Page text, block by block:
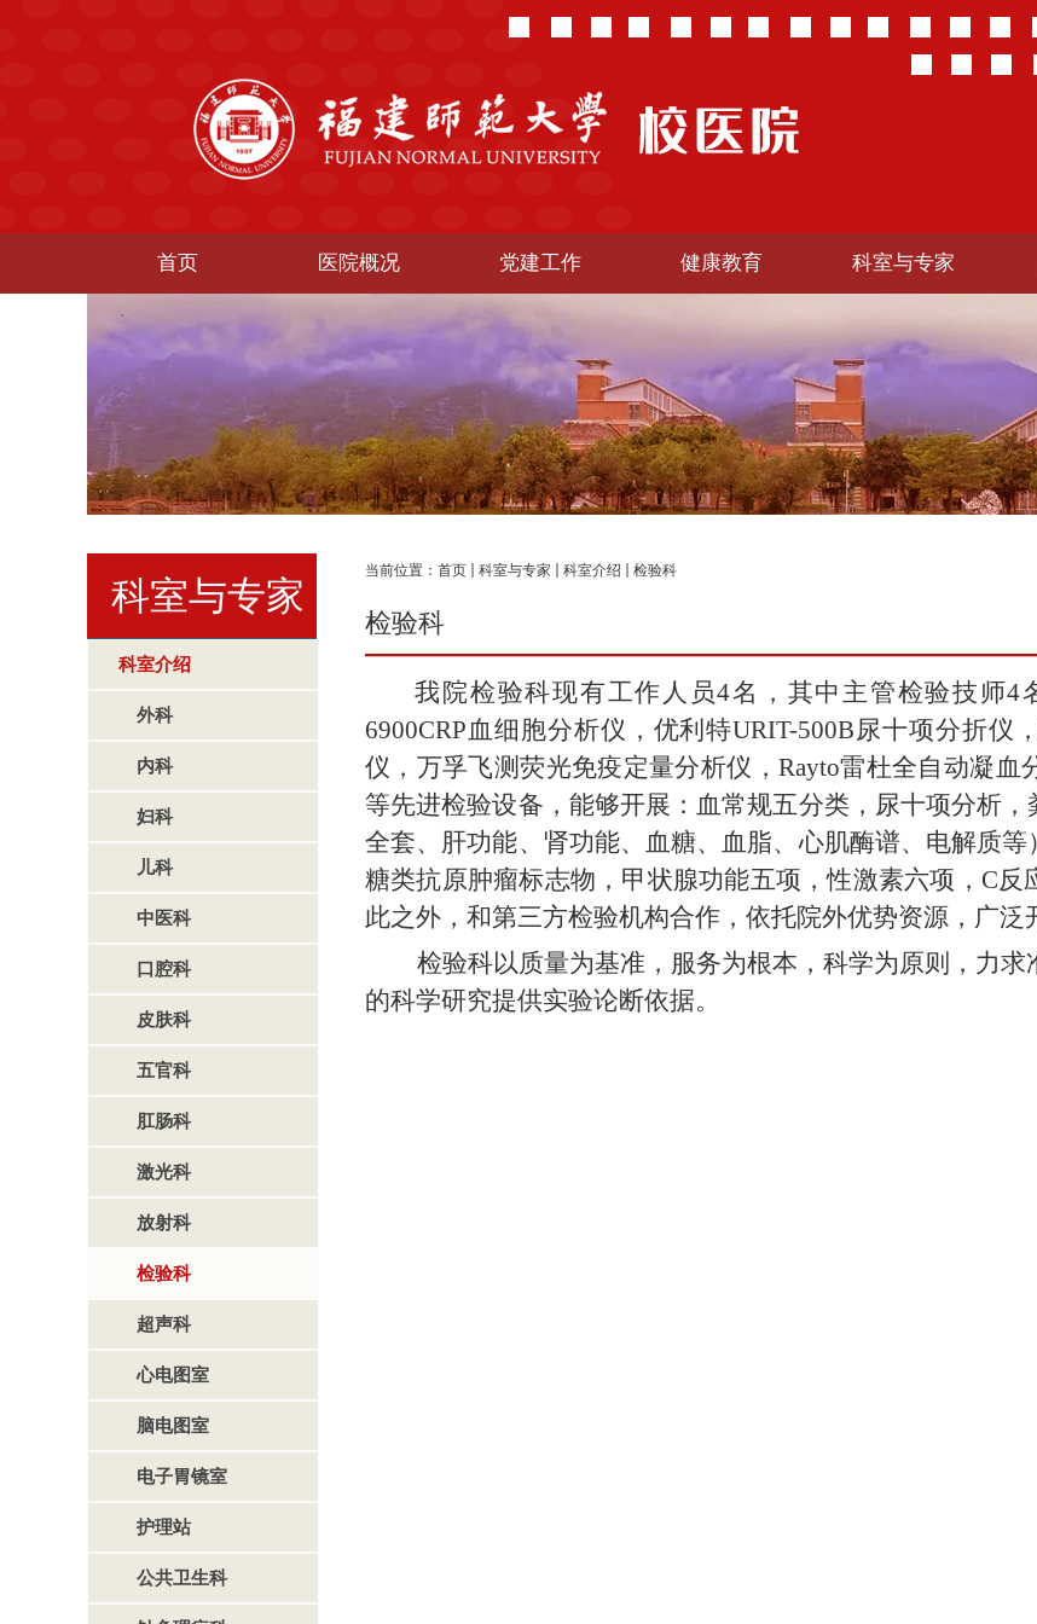
首页 医院概况 党建工作 健康教育 科室与专家
科室与专家
科室介绍
外科
内科
妇科
儿科
中医科
口腔科
皮肤科
五官科
肛肠科
激光科
放射科
检验科
超声科
心电图室
脑电图室
电子胃镜室
护理站
公共卫生科
当前位置： 首页 科室与专家 科室介绍 检验科
检验科
我院检验科现有工作人员4名，其中主管检验技师4
6900CRP 血细胞分析仪，优利特URIT-500B尿十项分折仪
仪，万孚飞测荧光免疫定量分析仪， Rayto雷杜全自动凝血
等先进检验设备，能够开展：血常规五分类，尿十项分析
全套、肝功能、肾功能、血糖、血脂、心肌酶谱、电解质
糖类抗原肿瘤标志物，甲状腺功能五项，性激素六项， C反
此之外，和第三方检验机构合作，依托院外优势资源，广泛
检验科以质量为基准，服务为根本，科学为原则，力
的科学研究提供实验论断依据。